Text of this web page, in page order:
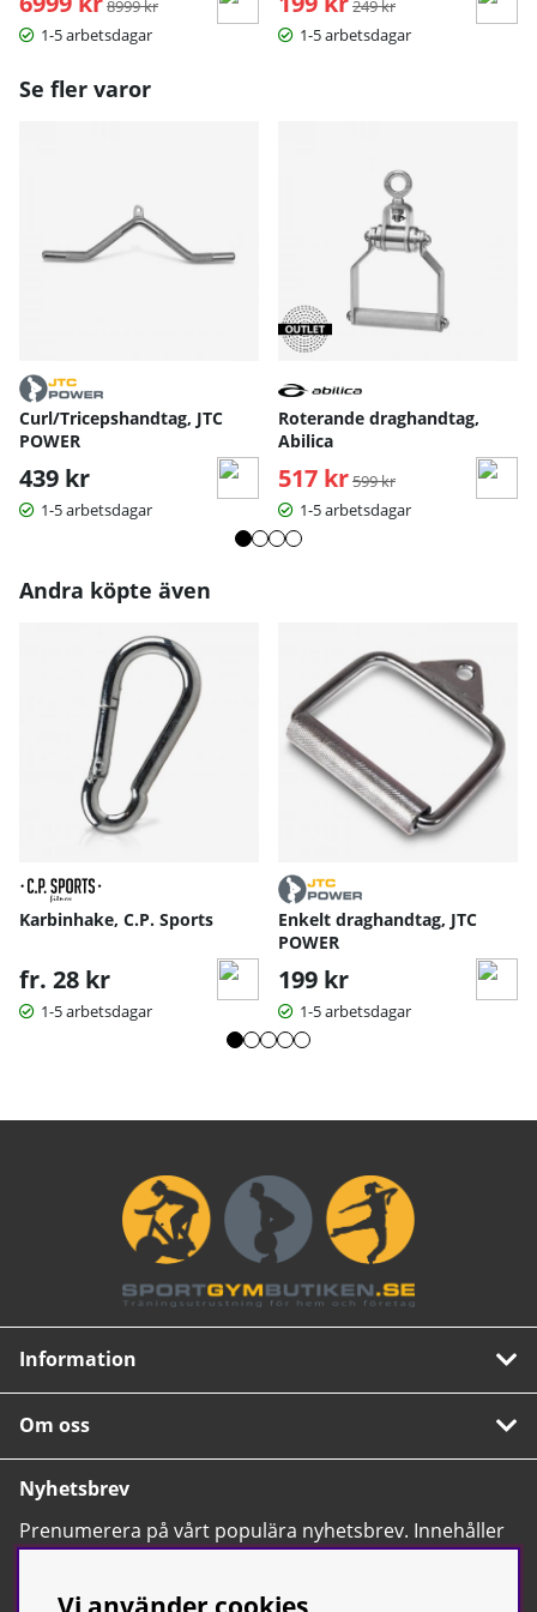
8999 kr
1-5 arbetsdagar
249 kr
1-5 arbetsdagar
Se fler varor
Curl/Tricepshandtag, JTC
POWER
439 kr
1-5 arbetsdagar
Roterande draghandtag,
Abilica
517 kr Ordinarie pris:
599 kr
1-5 arbetsdagar
Andra köpte även
Karbinhake, C.P. Sports
fr. 28 kr
1-5 arbetsdagar
Enkelt draghandtag, JTC
POWER
199 kr
1-5 arbetsdagar
Information
Om oss
Nyhetsbrev
Prenumerera på vårt populära nyhetsbrev. Innehåller
tips, nyheter och våra allra bästa erbjudanden.